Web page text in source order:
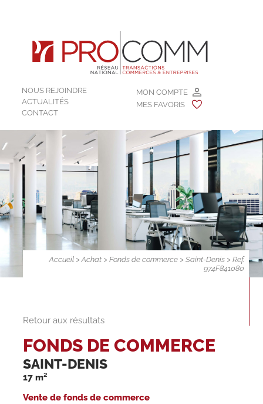
MON COMPTE
MES FAVORIS
NOUS REJOINDRE
ACTUALITÉS
CONTACT
Accueil >Achat >Fonds de commerce >Saint-Denis > Ref.
974F841080
Retour aux résultats
FONDS DE COMMERCE
SAINT-DENIS
17 m²
Vente de fonds de commerce